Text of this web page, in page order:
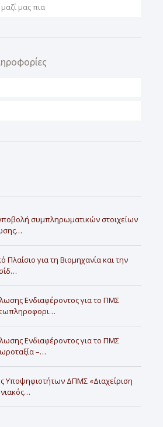
μας πια
συμπληρωματικών στοιχείων
Πλαίσιο για τη Βιομηχανία και την
Ενδιαφέροντος για το ΠΜΣ
Ενδιαφέροντος για το ΠΜΣ
–…
Υποψηφιοτήτων ΔΠΜΣ «Διαχείριση